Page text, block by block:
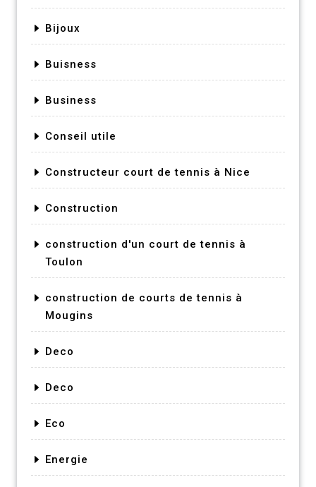
Bijoux
Buisness
Business
Conseil utile
Constructeur court de tennis à Nice
Construction
construction d'un court de tennis à
Toulon
construction de courts de tennis à
Mougins
Deco
Deco
Eco
Energie